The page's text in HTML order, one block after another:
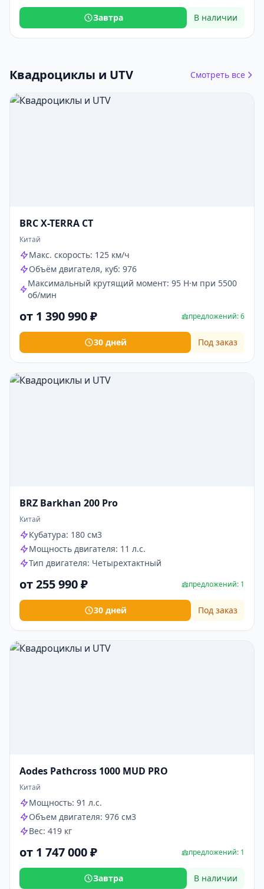
Завтра В наличии
Квадроциклы и UTV Смотреть все
BRC X-TERRA CT
Китай
Макс. скорость: 125 км/ч
Объём двигателя, куб: 976
Максимальный крутящий момент: 95 Н·м при 5500
об/мин
от 1 390 990 ₽ предложений: 6
30 дней Под заказ
BRZ Barkhan 200 Pro
Китай
Кубатура: 180 см3
Мощность двигателя: 11 л.с.
Тип двигателя: Четырехтактный
от 255 990 ₽ предложений: 1
30 дней Под заказ
Aodes Pathcross 1000 MUD PRO
Китай
Мощность: 91 л.с.
Объем двигателя: 976 см3
Вес: 419 кг
от 1 747 000 ₽ предложений: 1
Завтра В наличии